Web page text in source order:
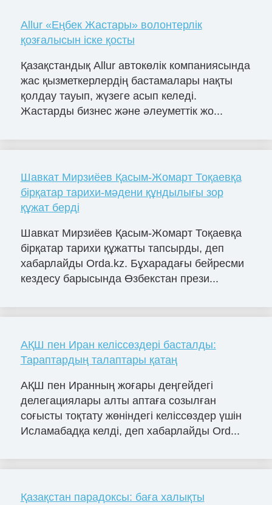
Allur «Еңбек Жастары» волонтерлік
қозғалысын іске қосты
Қазақстандық Allur автокөлік компаниясында
жас қызметкерлердің бастамалары нақты
қолдау тауып, жүзеге асып келеді.
Жастарды бизнес және әлеуметтік жо...
Шавкат Мирзиёев Қасым-Жомарт Тоқаевқа
бірқатар тарихи-мәдени құндылығы зор
құжат берді
Шавкат Мирзиёев Қасым-Жомарт Тоқаевқа
бірқатар тарихи құжатты тапсырды, деп
хабарлайды Orda.kz. Бұхарадағы бейресми
кездесу барысында Өзбекстан прези...
АҚШ пен Иран келіссөздері басталды:
Тараптардың талаптары қатаң
АҚШ пен Иранның жоғары деңгейдегі
делегациялары алты аптаға созылған
соғысты тоқтату жөніндегі келіссөздер үшін
Исламабадқа келді, деп хабарлайды Ord...
Қазақстан парадоксы: баға халықты